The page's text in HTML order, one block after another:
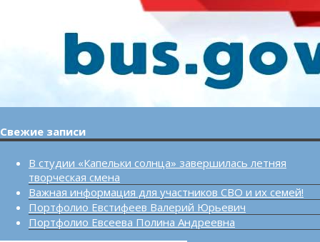
Свежие записи
В студии «Капельки солнца» завершилась летняя
творческая смена
Важная информация для участников СВО и их семей!
Портфолио Евстифеев Валерий Юрьевич
Портфолио Евсеева Полина Андреевна